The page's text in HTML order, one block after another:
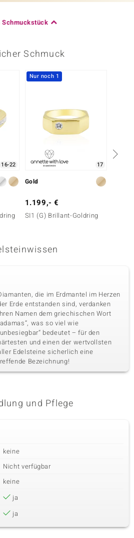
Schmuckstück
Schmuck
16-22
Nur noch 1
17
Gold
1.199,- €
SI1 (G) Brillant-Goldring
die im Erdmantel im Herzen
Erde entstanden sind, verdanken
Namen dem griechischen Wort
was so viel wie
bedeutet – für den
und einen der wertvollsten
Edelsteine sicherlich eine
Bezeichnung!
und Pflege
keine
Nicht verfügbar
keine
ja
ja